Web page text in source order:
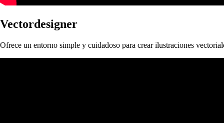
Vectordesigner
Ofrece un entorno simple y cuidadoso para crear ilustraciones